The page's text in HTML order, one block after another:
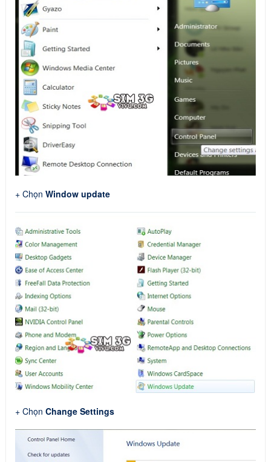
+ Chọn Window update
+ Chọn Change Settings